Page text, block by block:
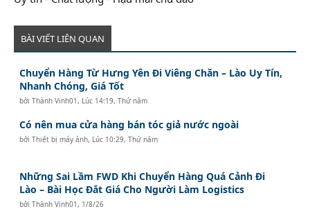
BÀI VIẾT LIÊN QUAN
Chuyển Hàng Từ Hưng Yên Đi Viêng Chăn – Lào Uy Tín,
Nhanh Chóng, Giá Tốt
bởiThành Vinh01 , Lúc 14:19, Thứ năm
Có nên mua cửa hàng bán tóc giả nước ngoài
bởiThiết bị máy ảnh, Lúc 10:29, Thứ năm
Những Sai Lầm FWD Khi Chuyển Hàng Quá Cảnh Đi
Lào – Bài Học Đắt Giá Cho Người Làm Logistics
bởiThành Vinh01 , 1/8/26